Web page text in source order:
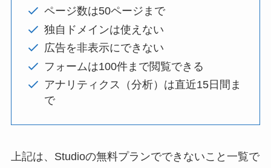
ページ数は50ページまで
独自ドメインは使えない
広告を非表示にできない
フォームは100件まで閲覧できる
アナリティクス（分析）は直近15日間ま
で
上記は、Studioの無料プランでできないこと一覧で